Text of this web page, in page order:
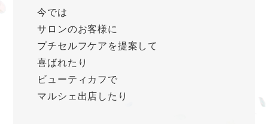
今では
サロンのお客様に
プチセルフケアを提案して
喜ばれたり
ビューティカフで
マルシェ出店したり